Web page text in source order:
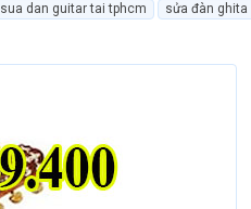
sua dan guitar tai tphcm sửa đàn ghita